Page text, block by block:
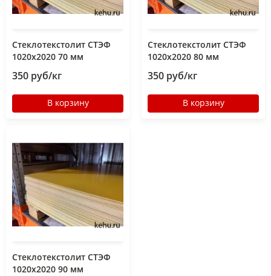
Стеклотекстолит СТЭФ
1020х2020 70 мм
350 руб/кг
В корзину
Стеклотекстолит СТЭФ
1020х2020 80 мм
350 руб/кг
В корзину
Стеклотекстолит СТЭФ
1020х2020 90 мм